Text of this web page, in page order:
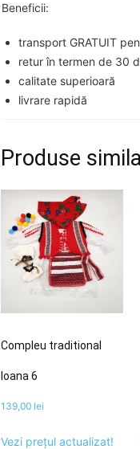
Beneficii:
transport GRATUIT
retur în termen de 30
calitate superioară
livrare rapidă
Produse
Compleu traditional
Ioana 6
139,00 lei
Vezi prețul actualizat!